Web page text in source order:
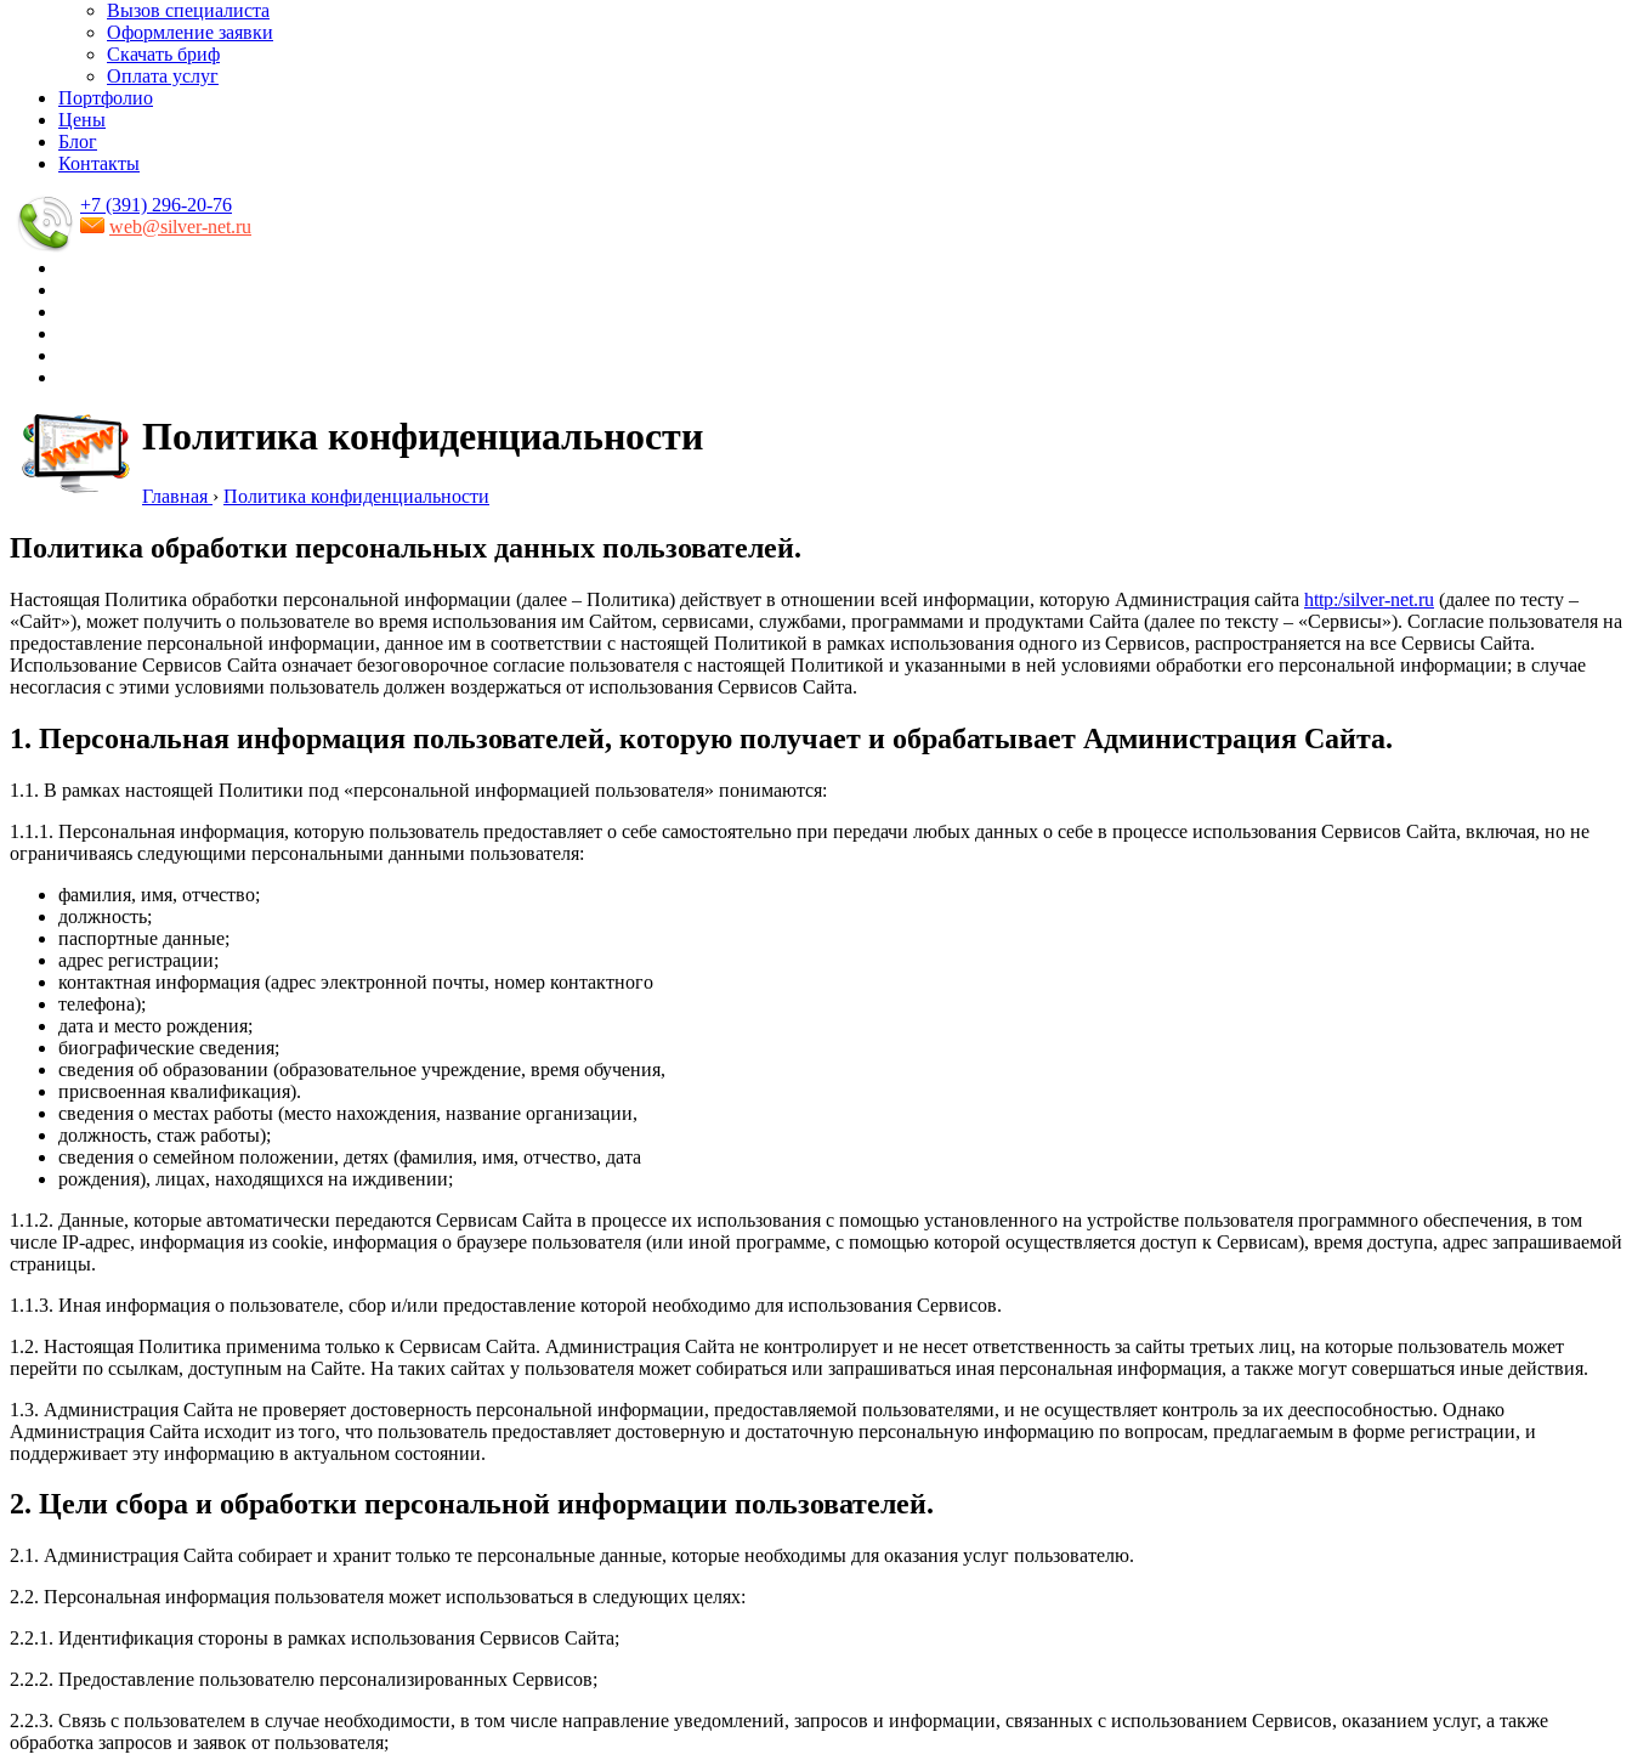
Вызов специалиста
Оформление заявки
Скачать бриф
Оплата услуг
Портфолио
Цены
Блог
Контакты
+7 (391) 296-20-76
web@silver-net.ru
Политика конфиденциальности
Главная › Политика конфиденциальности
Политика обработки персональных данных пользователей.
Настоящая Политика обработки персональной информации (далее – Политика) действует в отношении всей информации, которую Администрация сайта http:/silver-net.ru (далее по тесту –
«Сайт»), может получить о пользователе во время использования им Сайтом, сервисами, службами, программами и продуктами Сайта (далее по тексту – «Сервисы»). Согласие пользователя на
предоставление персональной информации, данное им в соответствии с настоящей Политикой в рамках использования одного из Сервисов, распространяется на все Сервисы Сайта.
Использование Сервисов Сайта означает безоговорочное согласие пользователя с настоящей Политикой и указанными в ней условиями обработки его персональной информации; в случае
несогласия с этими условиями пользователь должен воздержаться от использования Сервисов Сайта.
1. Персональная информация пользователей, которую получает и обрабатывает Администрация Сайта.
1.1. В рамках настоящей Политики под «персональной информацией пользователя» понимаются:
1.1.1. Персональная информация, которую пользователь предоставляет о себе самостоятельно при передачи любых данных о себе в процессе использования Сервисов Сайта, включая, но не
ограничиваясь следующими персональными данными пользователя:
фамилия, имя, отчество;
должность;
паспортные данные;
адрес регистрации;
контактная информация (адрес электронной почты, номер контактного
телефона);
дата и место рождения;
биографические сведения;
сведения об образовании (образовательное учреждение, время обучения,
присвоенная квалификация).
сведения о местах работы (место нахождения, название организации,
должность, стаж работы);
сведения о семейном положении, детях (фамилия, имя, отчество, дата
рождения), лицах, находящихся на иждивении;
1.1.2. Данные, которые автоматически передаются Сервисам Сайта в процессе их использования с помощью установленного на устройстве пользователя программного обеспечения, в том
числе IP-адрес, информация из cookie, информация о браузере пользователя (или иной программе, с помощью которой осуществляется доступ к Сервисам), время доступа, адрес запрашиваемой
страницы.
1.1.3. Иная информация о пользователе, сбор и/или предоставление которой необходимо для использования Сервисов.
1.2. Настоящая Политика применима только к Сервисам Сайта. Администрация Сайта не контролирует и не несет ответственность за сайты третьих лиц, на которые пользователь может
перейти по ссылкам, доступным на Сайте. На таких сайтах у пользователя может собираться или запрашиваться иная персональная информация, а также могут совершаться иные действия.
1.3. Администрация Сайта не проверяет достоверность персональной информации, предоставляемой пользователями, и не осуществляет контроль за их дееспособностью. Однако
Администрация Сайта исходит из того, что пользователь предоставляет достоверную и достаточную персональную информацию по вопросам, предлагаемым в форме регистрации, и
поддерживает эту информацию в актуальном состоянии.
2. Цели сбора и обработки персональной информации пользователей.
2.1. Администрация Сайта собирает и хранит только те персональные данные, которые необходимы для оказания услуг пользователю.
2.2. Персональная информация пользователя может использоваться в следующих целях:
2.2.1. Идентификация стороны в рамках использования Сервисов Сайта;
2.2.2. Предоставление пользователю персонализированных Сервисов;
2.2.3. Связь с пользователем в случае необходимости, в том числе направление уведомлений, запросов и информации, связанных с использованием Сервисов, оказанием услуг, а также
обработка запросов и заявок от пользователя;